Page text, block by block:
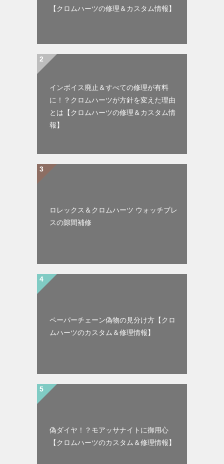
【クロムハーツの修理＆カスタム情報】
インボイス廃止＆すべての修理が有料
に！？クロムハーツが方針を変えた理由
とは【クロムハーツの修理＆カスタム情
報】
ロレックス＆クロムハーツ ウォッチブレ
スの隙間補修
ペーパーチェーン偽物の見分け方【クロ
ムハーツのカスタム＆修理情報】
偽ダイヤ！？モアッサナイトに御用心
【クロムハーツのカスタム＆修理情報】